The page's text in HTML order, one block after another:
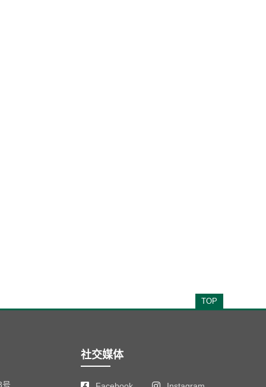
TOP
号
社交媒体